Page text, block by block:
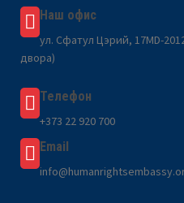
Наш офис
ул. Сфатул Цэрий, 17MD-
двора)
Телефон
+373 22 920 700
Email